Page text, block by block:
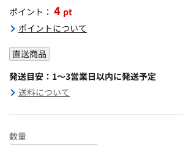
ポイント： 4 pt
ポイントについて
直送商品
発送目安：1～3営業日以内に発送予定
送料について
数量